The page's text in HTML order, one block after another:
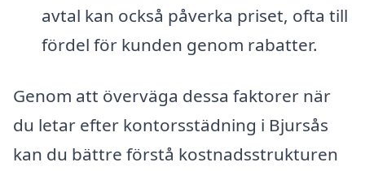
avtal kan också påverka priset, ofta till
fördel för kunden genom rabatter.
Genom att överväga dessa faktorer när
du letar efter kontorsstädning i Bjursås
kan du bättre förstå kostnadsstrukturen